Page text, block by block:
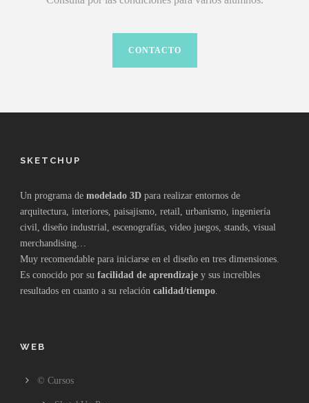
CONTACTO
SKETCHUP
Un programa de modelado 3D para realizar entornos de
arquitectura, interiores, paisajismo, retail, urbanismo, ingeniería
civil, diseño industrial, escenografías, video juegos, stands, visual
merchandising…
Muy recomendable para iniciarse en el diseño en tres dimensiones.
Es conocido por su facilidad de aprendizaje y sus increíbles
resultados en cuanto a su relación calidad/tiempo
WEB
© Cursos